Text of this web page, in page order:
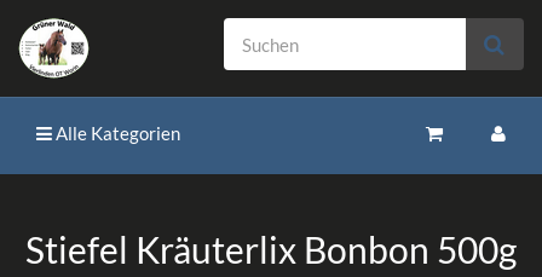
Alle Kategorien
Stiefel Kräuterlix Bonbon 500g